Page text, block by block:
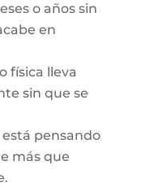
o años sin
en
física lleva
sin que se
pensando
más que